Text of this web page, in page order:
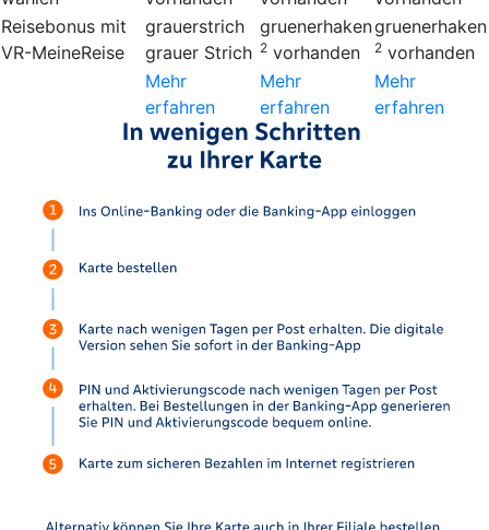
Reisebonus mit
VR-MeineReise
grauerstrich
grauer Strich
gruenerhaken
2 vorhanden
gruenerhaken
2 vorhanden
Mehr
erfahren
Mehr
erfahren
Mehr
erfahren